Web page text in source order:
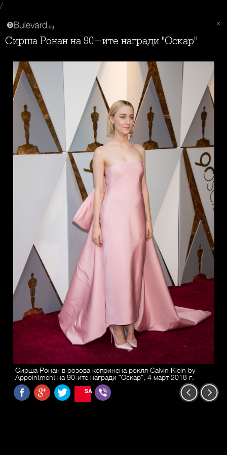
/
Сирша Ронан на 90-ите награди "Оскар"
Сирша Ронан в розова копринена рокля Calvin Klein by
Appointment на 90-ите награди "Оскар", 4 март 2018 г.
SAVE